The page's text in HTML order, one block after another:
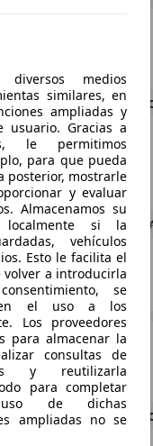
Sin
- km Eléctrico
Sin
medios
similares, en
ampliadas y
usuario. Gracias a
le permitimos
para que pueda
posterior, mostrarle
y evaluar
Almacenamos su
localmente si la
vehículos
Esto le facilita el
volver a introducirla
se
en el uso a los
Los proveedores
para almacenar la
consultas de
y reutilizarla
para completar
de dichas
ampliadas no se